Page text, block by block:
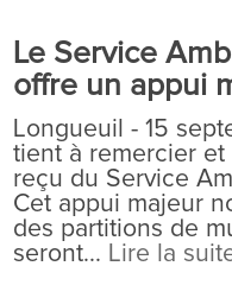
Le Service
offre un appui
Longueuil - 15
tient à remercier
reçu du Service
Cet appui majeur
des partitions de
seront... Lire la